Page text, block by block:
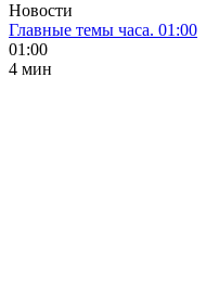
Новости
Главные темы часа. 01:00
01:00
4 мин